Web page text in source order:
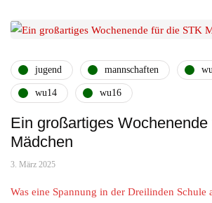
jugend mannschaften
wu14 wu16
Ein großartiges
Mädchen
3. März 2025
Was eine Spannung in der Dreilinden Schule